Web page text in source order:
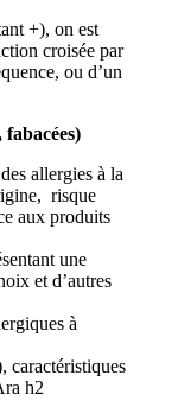
+), on est
croisée par
ou d’un
allergies à la
risque
aux produits
une
et d’autres
à
caractéristiques
h2